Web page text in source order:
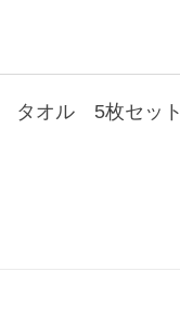
タオル 5枚セット